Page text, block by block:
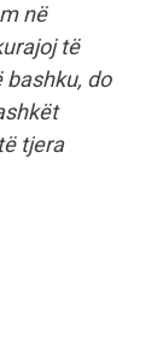
në
të
bashku, do
tjera